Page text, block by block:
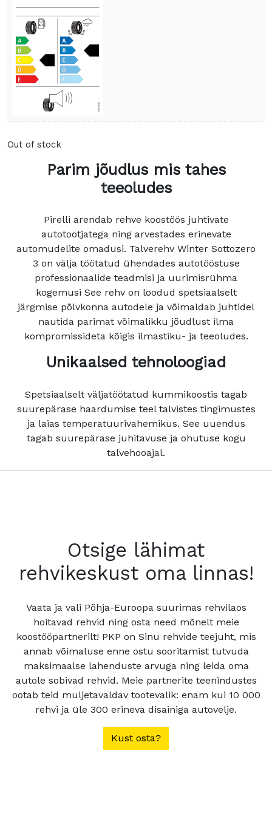
Out of stock
Parim jõudlus mis tahes
teeoludes
Pirelli arendab rehve koostöös juhtivate
autotootjatega ning arvestades erinevate
automudelite omadusi. Talverehv Winter Sottozero
3 on välja töötatud ühendades autotööstuse
professionaalide teadmisi ja uurimisrühma
kogemusi See rehv on loodud spetsiaalselt
järgmise põlvkonna autodele ja võimaldab juhtidel
nautida parimat võimalikku jõudlust ilma
kompromissideta kõigis ilmastiku- ja teeoludes.
Unikaalsed tehnoloogiad
Spetsiaalselt väljatöötatud kummikoostis tagab
suurepärase haardumise teel talvistes tingimustes
ja laias temperatuurivahemikus. See uuendus
tagab suurepärase juhitavuse ja ohutuse kogu
talvehooajal.
Otsige lähimat
rehvikeskust oma linnas!
Vaata ja vali Põhja-Euroopa suurimas rehvilaos
hoitavad rehvid ning osta need mõnelt meie
koostööpartnerilt! PKP on Sinu rehvide teejuht, mis
annab võimaluse enne ostu sooritamist tutvuda
maksimaalse lahenduste arvuga ning leida oma
autole sobivad rehvid. Meie partnerite teenindustes
ootab teid muljetavaldav tootevalik: enam kui 10 000
rehvi ja üle 300 erineva disainiga autovelje.
Kust osta?